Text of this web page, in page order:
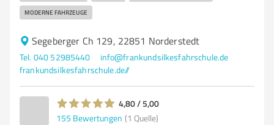
MODERNE FAHRZEUGE
Segeberger Ch 129, 22851 Norderstedt
Tel. 040 52985440
info@frankundsilkesfahrschule.de
frankundsilkesfahrschule.de//
4,80 / 5,00
155 Bewertungen (1 Quelle)